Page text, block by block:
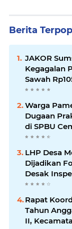
Berita
JAKOR
Kegagalan
Sawah
Desak
Warga
Dugaan
di SPBU
Klarifikasi
LHP Desa
Dijadikan
Desak
Seluruh
Dugaan
Rapat
Tahun
II,